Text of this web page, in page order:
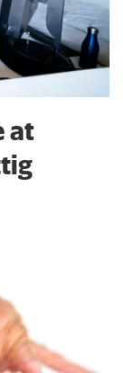
at